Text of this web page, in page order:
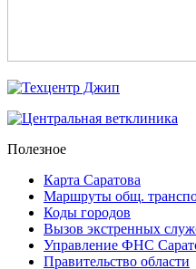
Полезное
Карта Саратова
Маршруты общ.
Коды городов
Вызов экстренных
Управление ФНС
Правительство области